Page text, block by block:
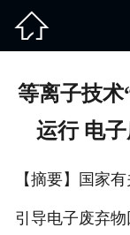

等离子技术
运行 电
【摘要】国家
引导电子废弃